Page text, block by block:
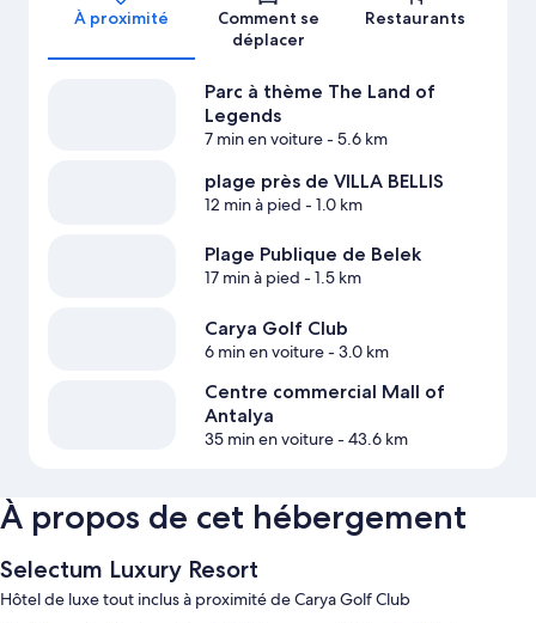
À proximité
Comment se
déplacer
Restaurants
Parc à thème The Land of
Legends
7 min en voiture- 5.6 km
plage près de VILLA BELLIS
12 min à pied - 1.0 km
Plage Publique de Belek
17 min à pied - 1.5 km
Carya Golf Club
6 min en voiture- 3.0 km
Centre commercial Mall of
Antalya
35 min en voiture- 43.6 km
À propos de cet hébergement
Selectum Luxury Resort
Hôtel de luxe tout inclus à proximité de Carya Golf Club